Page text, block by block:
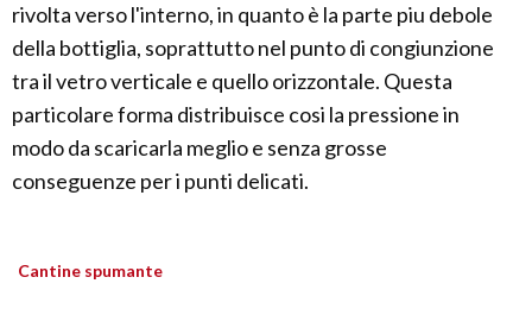
rivolta verso l'interno, in quanto è la parte piu debole
della bottiglia, soprattutto nel punto di congiunzione
tra il vetro verticale e quello orizzontale. Questa
particolare forma distribuisce cosi la pressione in
modo da scaricarla meglio e senza grosse
conseguenze per i punti delicati.
Cantine spumante